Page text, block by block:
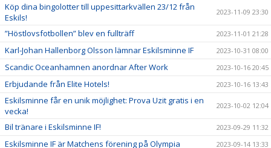
Köp dina bingolotter till uppesittarkvällen 23/12 från
Eskils!
2023-11-09 23:30
”Höstlovsfotbollen” blev en fullträff 2023-11-01 21:28
Karl-Johan Hallenborg Olsson lämnar Eskilsminne IF 2023-10-31 08:00
Scandic Oceanhamnen anordnar After Work 2023-10-16 20:45
Erbjudande från Elite Hotels! 2023-10-16 13:43
Eskilsminne får en unik möjlighet: Prova Uzit gratis i en
vecka!
2023-10-02 12:04
Bil tränare i Eskilsminne IF! 2023-09-29 11:32
Eskilsminne IF är Matchens förening på Olympia 2023-09-14 13:33